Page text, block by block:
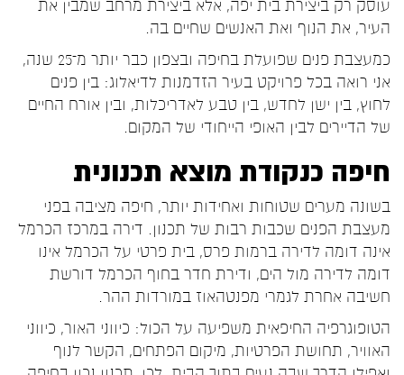
עוסק רק ביצירת בית יפה, אלא ביצירת מרחב שמבין את
העיר, את הנוף ואת האנשים שחיים בה.
כמעצבת פנים שפועלת בחיפה ובצפון כבר יותר מ־25 שנה,
אני רואה בכל פרויקט בעיר הזדמנות לדיאלוג: בין פנים
לחוץ, בין ישן לחדש, בין טבע לאדריכלות, ובין אורח החיים
של הדיירים לבין האופי הייחודי של המקום.
חיפה כנקודת מוצא תכנונית
בשונה מערים שטוחות ואחידות יותר, חיפה מציבה בפני
מעצבת הפנים שכבות רבות של תכנון. דירה במרכז הכרמל
אינה דומה לדירה ברמות פרס, בית פרטי על הכרמל אינו
דומה לדירה מול הים, ודירת חדר בחוף הכרמל דורשת
חשיבה אחרת לגמרי מפנטהאוז במורדות ההר.
הטופוגרפיה החיפאית משפיעה על הכול: כיווני האור, כיווני
האוויר, תחושת הפרטיות, מיקום הפתחים, הקשר לנוף